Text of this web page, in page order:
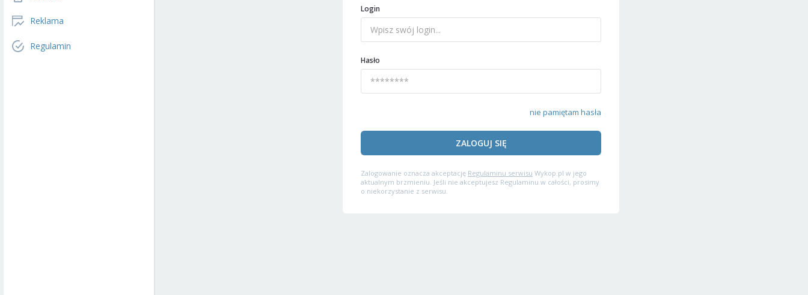
Reklama
Regulamin
Login
Hasło
nie pamiętam hasła
ZALOGUJ SIĘ
Zalogowanie oznacza akceptację Regulaminu serwisu Wykop.pl w jego
aktualnym brzmieniu. Jeśli nie akceptujesz Regulaminu w całości, prosimy
o niekorzystanie z serwisu.